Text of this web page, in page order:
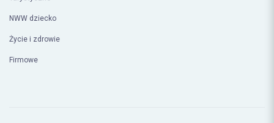
NWW dziecko
Życie i zdrowie
Firmowe